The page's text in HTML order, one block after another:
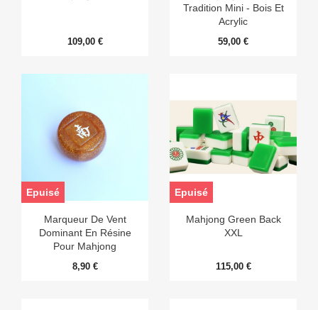
109,00 €
Tradition Mini - Bois Et
Acrylic
59,00 €
Marqueur De Vent
Dominant En Résine
Pour Mahjong
8,90 €
Epuisé
Mahjong Green Back
XXL
115,00 €
Epuisé